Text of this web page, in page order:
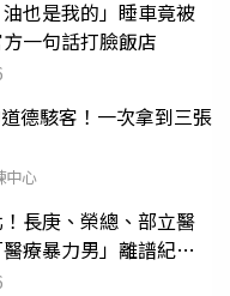
油也是我的」睡車竟被
一句話打臉飯店
德駭客！一次拿到三張
中心
長庚、榮總、部立醫
療暴力男」離譜紀錄